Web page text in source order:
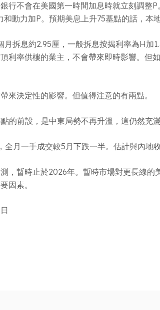
行不會在美國第一時間加息時就立刻調
動力加P。預期美息上升75基點的話，本
拆息約2.95厘，一般拆息按揭利率為H
利率供樓的業主，不會帶來即時影響。
來決定性的影響。但值得注意的有兩點。
的前設，是中東局勢不再升溫，這仍然充滿
月一手成交較5月下跌一半。估計與內地
，暫時止於2026年。暫時市場對更長線
因素。